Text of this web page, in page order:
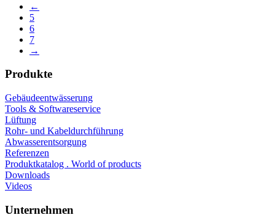
←
5
6
7
→
Produkte
Gebäudeentwässerung
Tools & Softwareservice
Lüftung
Rohr- und Kabeldurchführung
Abwasserentsorgung
Referenzen
Produktkatalog . World of products
Downloads
Videos
Unternehmen